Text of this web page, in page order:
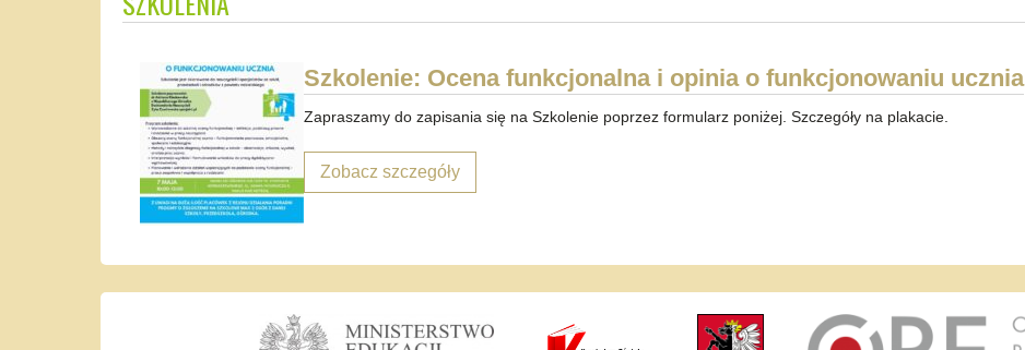
Szkolenie: Ocena funkcjonalna i opinia o funkcjonowaniu ucznia
Zapraszamy do zapisania się na Szkolenie poprzez formularz poniżej. Szczegóły na plakacie.
Zobacz szczegóły